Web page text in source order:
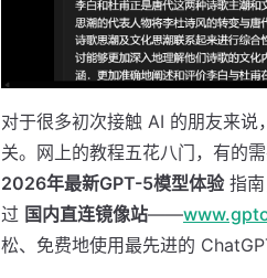
对于很多初次接触 AI 的朋友来说
关。网上的教程五花八门，有的
2026年最新GPT-5模型体验指南
过 国内直连镜像站——
松、免费地使用最先进的